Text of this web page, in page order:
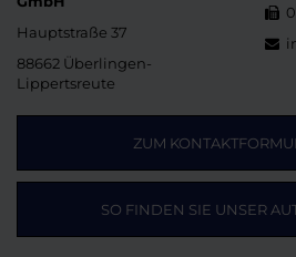
Hauptstraße 37
88662 Überlingen-
Lippertsreute
ZUM
SO FINDEN SIE UNSER